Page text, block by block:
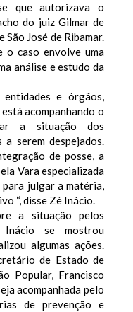
que autorizava o
do juiz Gilmar de
São José de Ribamar.
o caso envolve uma
análise e estudo da
e órgãos,
acompanhando o
a situação dos
serem despejados.
de posse, a
Vara especializada
julgar a matéria,
“, disse Zé Inácio.
a situação pelos
se mostrou
algumas ações.
de Estado de
Popular, Francisco
acompanhada pelo
de prevenção e